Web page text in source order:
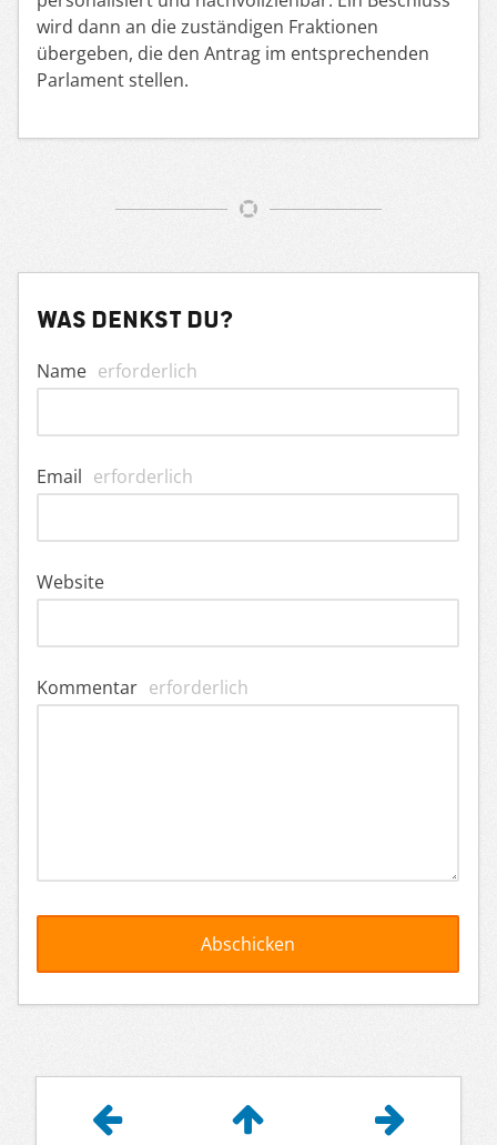
wird dann an die zuständigen Fraktionen
übergeben, die den Antrag im entsprechenden
Parlament stellen.
Was denkst du?
Name erforderlich
Email erforderlich
Website
Kommentar erforderlich